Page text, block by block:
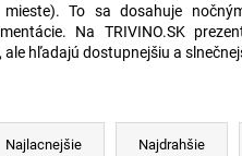
To sa dosahuje
Na TRIVINO.SK
hľadajú dostupnejšiu a
Najlacnejšie Najdrahšie